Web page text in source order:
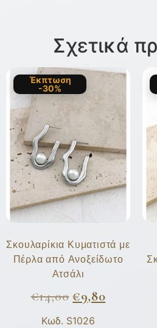
Σχετικά
Έκπτωση
-30%
Σκουλαρίκια Κυματιστά με
Πέρλα από Ανοξείδωτο
Ατσάλι
€14,00 €9,80
Κωδ. S1026